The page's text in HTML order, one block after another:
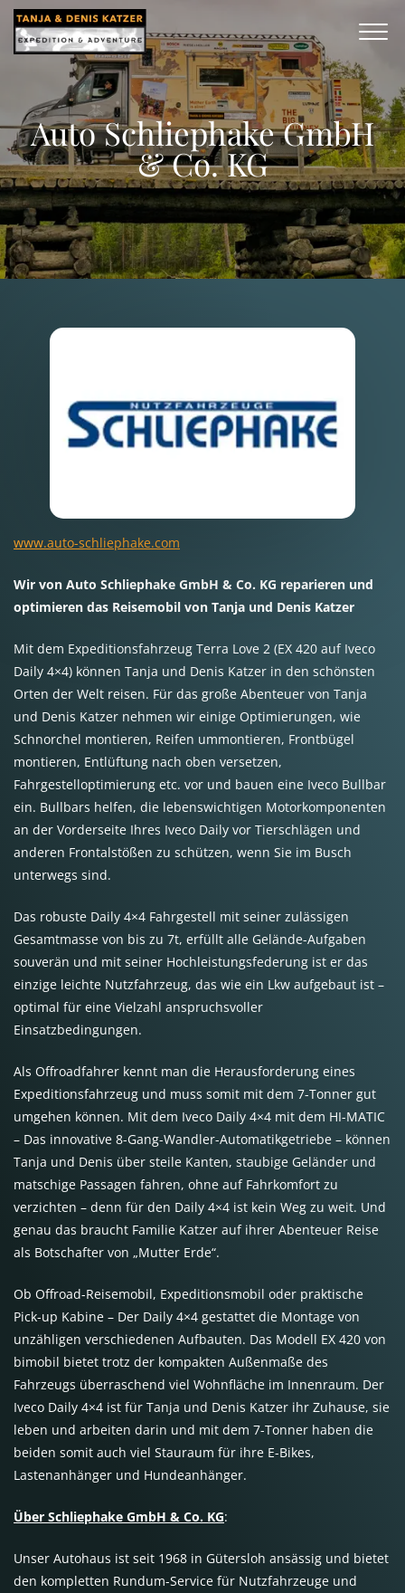
Auto Schliephake GmbH
& Co. KG
www.auto-schliephake.com
Wir von Auto Schliephake GmbH & Co. KG reparieren und
optimieren das Reisemobil von Tanja und Denis Katzer
Mit dem Expeditionsfahrzeug Terra Love 2 (EX 420 auf Iveco
Daily 4×4) können Tanja und Denis Katzer in den schönsten
Orten der Welt reisen. Für das große Abenteuer von Tanja
und Denis Katzer nehmen wir einige Optimierungen, wie
Schnorchel montieren, Reifen ummontieren, Frontbügel
montieren, Entlüftung nach oben versetzen,
Fahrgestelloptimierung etc. vor und bauen eine Iveco Bullbar
ein. Bullbars helfen, die lebenswichtigen Motorkomponenten
an der Vorderseite Ihres Iveco Daily vor Tierschlägen und
anderen Frontalstößen zu schützen, wenn Sie im Busch
unterwegs sind.
Das robuste Daily 4×4 Fahrgestell mit seiner zulässigen
Gesamtmasse von bis zu 7t, erfüllt alle Gelände-Aufgaben
souverän und mit seiner Hochleistungsfederung ist er das
einzige leichte Nutzfahrzeug, das wie ein Lkw aufgebaut ist –
optimal für eine Vielzahl anspruchsvoller
Einsatzbedingungen.
Als Offroadfahrer kennt man die Herausforderung eines
Expeditionsfahrzeug und muss somit mit dem 7-Tonner gut
umgehen können. Mit dem Iveco Daily 4×4 mit dem HI-MATIC
– Das innovative 8-Gang-Wandler-Automatikgetriebe – können
Tanja und Denis über steile Kanten, staubige Geländer und
matschige Passagen fahren, ohne auf Fahrkomfort zu
verzichten – denn für den Daily 4×4 ist kein Weg zu weit. Und
genau das braucht Familie Katzer auf ihrer Abenteuer Reise
als Botschafter von „Mutter Erde“.
Ob Offroad-Reisemobil, Expeditionsmobil oder praktische
Pick-up Kabine – Der Daily​​ 4×4 gestattet die Montage von
unzähligen verschiedenen Aufbauten. Das Modell EX 420 von
bimobil bietet trotz der kompakten Außenmaße des
Fahrzeugs überraschend viel Wohnfläche im Innenraum. Der
Iveco Daily 4×4 ist für Tanja und Denis Katzer ihr Zuhause, sie
leben und arbeiten darin und mit dem 7-Tonner haben die
beiden somit auch viel Stauraum für ihre E-Bikes,
Lastenanhänger und Hundeanhänger.
Über Schliephake GmbH & Co. KG:
Unser Autohaus ist seit 1968 in Gütersloh ansässig und bietet
den kompletten Rundum-Service für Nutzfahrzeuge und